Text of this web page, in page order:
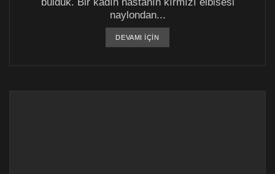
naylondan...
DEVAMI IÇIN